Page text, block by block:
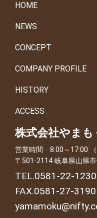
HOME
NEWS
CONCEPT
COMPANY PROFILE
HISTORY
ACCESS
株式会社やまも
営業時間 8:00～17:00 （
〒501-2114 岐阜県山県
TEL.0581-22-1230
FAX.0581-27-3190